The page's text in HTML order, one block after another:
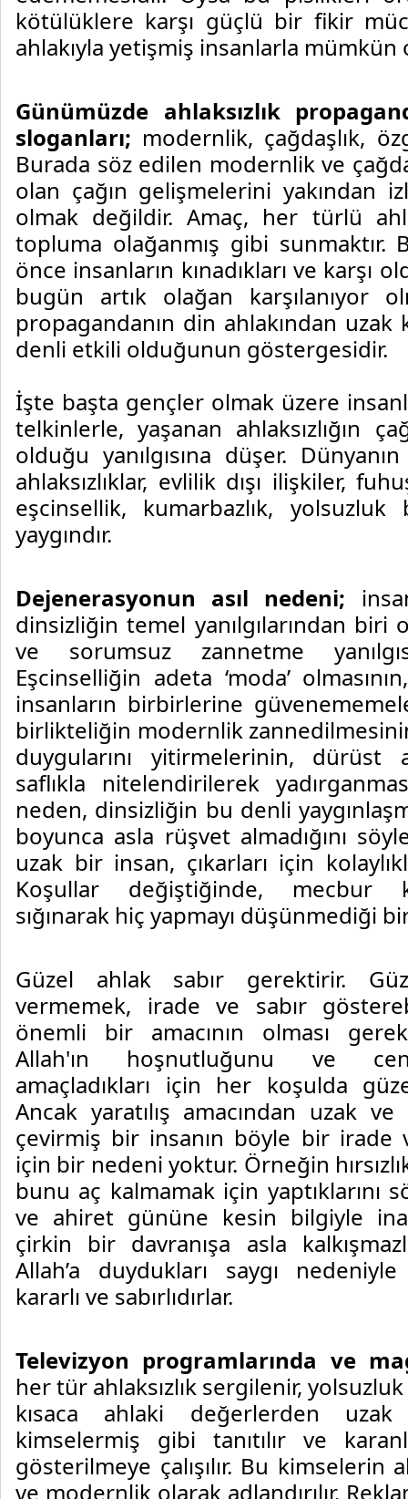
kötülüklere karşı güçlü bir fikir
ahlakıyla yetişmiş insanlarla mümkün
Günümüzde ahlaksızlık
sloganları; modernlik, çağdaşlık,
Burada söz edilen modernlik ve
olan çağın gelişmelerini yakından
olmak değildir. Amaç, her türlü
topluma olağanmış gibi sunmaktır.
önce insanların kınadıkları ve karşı
bugün artık olağan karşılanıyor
propagandanın din ahlakından
denli etkili olduğunun göstergesidir.
İşte başta gençler olmak üzere
telkinlerle, yaşanan ahlaksızlığın
olduğu yanılgısına düşer.
ahlaksızlıklar, evlilik dışı ilişkiler,
eşcinsellik, kumarbazlık,
yaygındır.
Dejenerasyonun asıl nedeni;
dinsizliğin temel yanılgılarından biri
ve sorumsuz zannetme
Eşcinselliğin adeta ‘moda’
insanların birbirlerine
birlikteliğin modernlik
duygularını yitirmelerinin, dürüst
saflıkla nitelendirilerek
neden, dinsizliğin bu denli
boyunca asla rüşvet almadığını
uzak bir insan, çıkarları için
Koşullar değiştiğinde, mecbur
sığınarak hiç yapmayı düşünmediği
Güzel ahlak sabır gerektirir.
vermemek, irade ve sabır
önemli bir amacının olması
Allah'ın hoşnutluğunu ve
amaçladıkları için her koşulda
Ancak yaratılış amacından uzak
çevirmiş bir insanın böyle bir irade
için bir nedeni yoktur. Örneğin
bunu aç kalmamak için yaptıklarını
ve ahiret gününe kesin bilgiyle
çirkin bir davranışa asla
Allah’a duydukları saygı
kararlı ve sabırlıdırlar.
Televizyon programlarında ve
her tür ahlaksızlık sergilenir,
kısaca ahlaki değerlerden
kimselermiş gibi tanıtılır ve
gösterilmeye çalışılır. Bu kimselerin
ve modernlik olarak adlandırılır.